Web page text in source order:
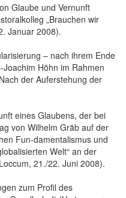
Glaube und Vernunft
„Brauchen wir
Januar 2008).
– nach ihrem Ende
Höhn im Rahmen
der Auferstehung der
eines Glaubens, der bei
von Wilhelm Gräb auf der
Fun-damentalismus und
Welt“ an der
21./22. Juni 2008).
zum Profil des